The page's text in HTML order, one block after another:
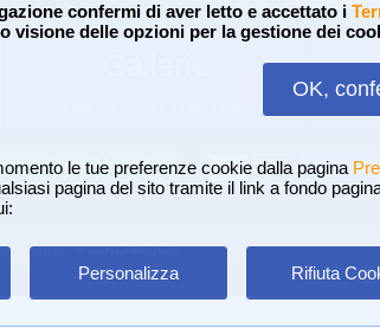
confermi di aver letto e accettato i
visione delle opzioni per la gestione dei
OK,
le tue preferenze cookie dalla pagina
pagina del sito tramite il link a fondo
Personalizza Rifiuta
a JuzaPhoto! A A ?
Viaggio» Cappadocia